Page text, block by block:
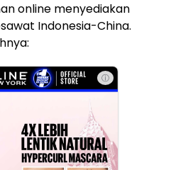
online menyediakan
Indonesia-China.
ⓘ